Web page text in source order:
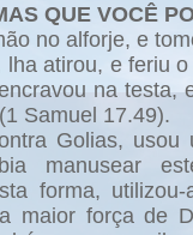
QUE VOCÊ
no alforje, e
lha atirou, e feriu
na testa,
Samuel 17.49).
Golias, usou
manusear
forma, utilizou-
maior força de